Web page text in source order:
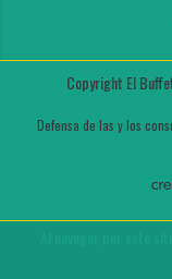
Copyright El
Defensa de las y los